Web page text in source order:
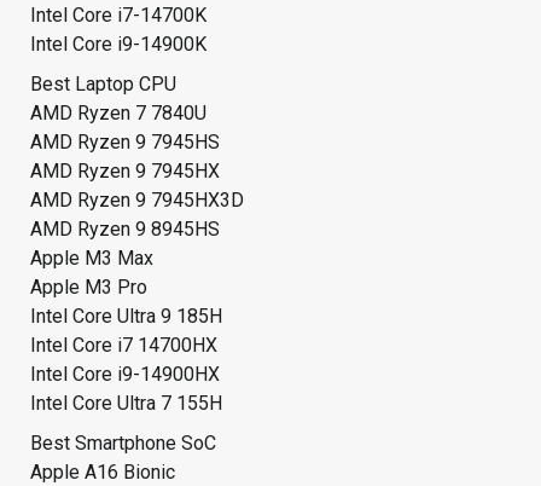
Intel Core i7-14700K
Intel Core i9-14900K
Best Laptop CPU
AMD Ryzen 7 7840U
AMD Ryzen 9 7945HS
AMD Ryzen 9 7945HX
AMD Ryzen 9 7945HX3D
AMD Ryzen 9 8945HS
Apple M3 Max
Apple M3 Pro
Intel Core Ultra 9 185H
Intel Core i7 14700HX
Intel Core i9-14900HX
Intel Core Ultra 7 155H
Best Smartphone SoC
Apple A16 Bionic